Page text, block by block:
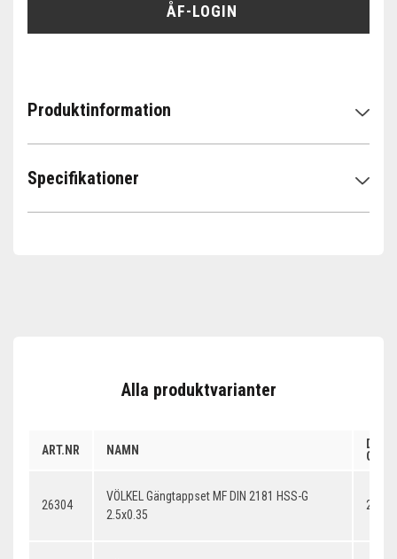
ÅF-LOGIN
Produktinformation
Specifikationer
Alla produktvarianter
ART.NR NAMN
26304
VÖLKEL Gängtappset MF DIN 2181 HSS-G
2.5x0.35